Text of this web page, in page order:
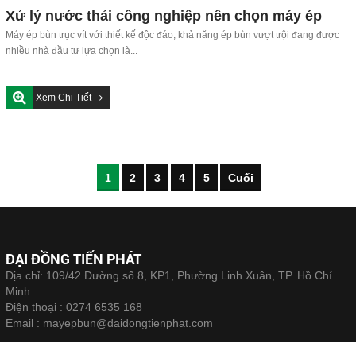
Xử lý nước thải công nghiệp nên chọn máy ép
bùn nào?
Máy ép bùn trục vít với thiết kế độc đáo, khả năng ép bùn vượt trội đang được
nhiều nhà đầu tư lựa chọn là...
Xem Chi Tiết
1 2 3 4 5 Cuối
ĐẠI ĐỒNG TIẾN PHÁT
Địa chỉ: 109/42 Đường số 8, KP1, Phường Linh Xuân, TP. Hồ Chí
Minh
Điện thoại : 0274 6535 168
Email : mayepbun@daidongtienphat.com